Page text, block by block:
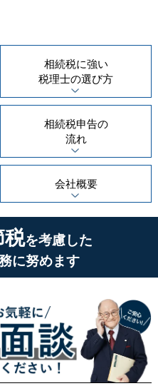
相続税に強い
税理士の選び方
相続税申告の
流れ
会社概要
税を考慮した
に努めます